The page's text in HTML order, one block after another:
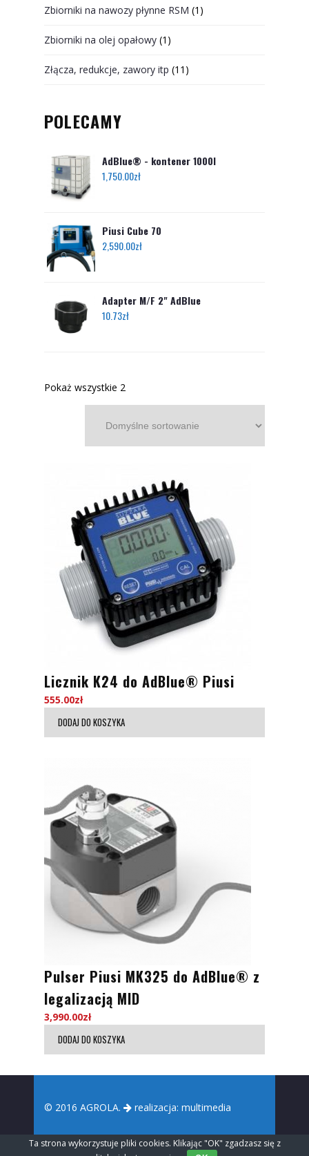
Zbiorniki na nawozy płynne RSM (1)
Zbiorniki na olej opałowy (1)
Złącza, redukcje, zawory itp (11)
POLECAMY
AdBlue® - kontener 1000l
1,750.00zł
Piusi Cube 70
2,590.00zł
Adapter M/F 2" AdBlue
10.73zł
Pokaż wszystkie 2
Licznik K24 do AdBlue® Piusi
555.00zł
DODAJ DO KOSZYKA
Pulser Piusi MK325 do AdBlue® z
legalizacją MID
3,990.00zł
DODAJ DO KOSZYKA
© 2016 AGROLA. realizacja: multimedia
Ta strona wykorzystuje pliki cookies. Klikając "OK" zgadzasz się z